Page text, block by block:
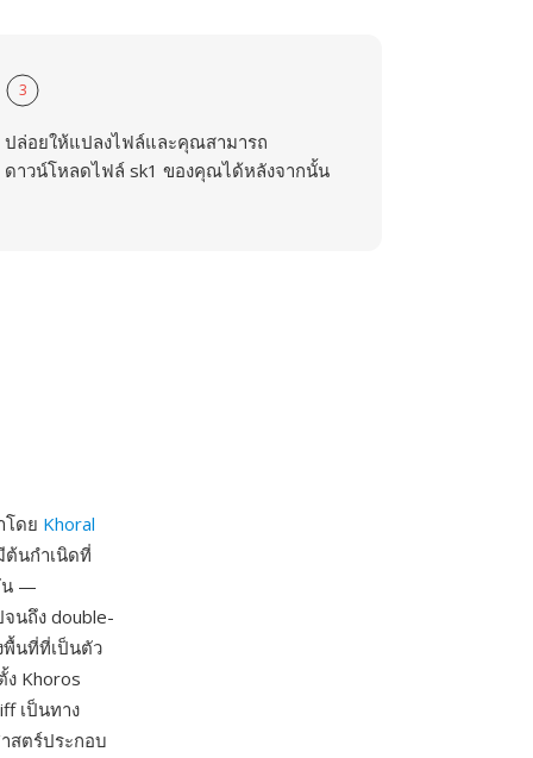
3
ปล่อยให้แปลงไฟล์และคุณสามารถ
ดาวน์โหลดไฟล์ sk1 ของคุณได้หลังจากนั้น
โดย Khoral
นกำเนิดที่
น —
นถึง double-
พื้นที่ที่เป็นตัว
Khoros
เป็นทาง
สตร์ประกอบ